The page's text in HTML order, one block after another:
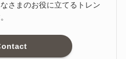
さまのお役に立てるトレン